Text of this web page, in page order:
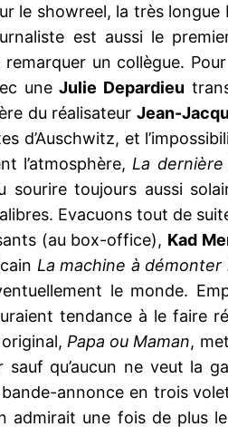
le showreel, la très longue
est aussi le
un collègue.
uneJulie Depardieu
du réalisateur Jean-
et
l’atmosphère, La dernière
sourire toujours aussi
Evacuons tout de
(au box-office), Kad
La machine à démonter
le monde.
tendance à le faire
Papa ou Maman,
sauf qu’aucun ne veut la
annonce en trois
admirait une fois de plus